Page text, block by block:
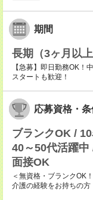
期間
長期（3ヶ月以上
【急募】即日勤務OK
スタートも歓迎！
応募資格・条
ブランクOK /
40～50代活躍中
面接OK
＜無資格・ブランクOK
介護の経験をお持ちの方